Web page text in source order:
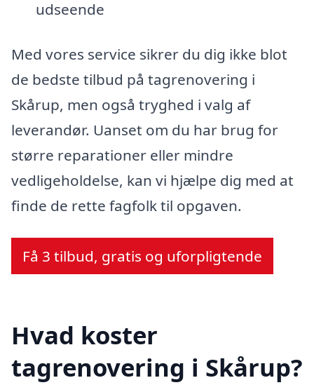
udseende
Med vores service sikrer du dig ikke blot
de bedste tilbud på tagrenovering i
Skårup, men også tryghed i valg af
leverandør. Uanset om du har brug for
større reparationer eller mindre
vedligeholdelse, kan vi hjælpe dig med at
finde de rette fagfolk til opgaven.
Få 3 tilbud, gratis og uforpligtende
Hvad koster
tagrenovering i Skårup?